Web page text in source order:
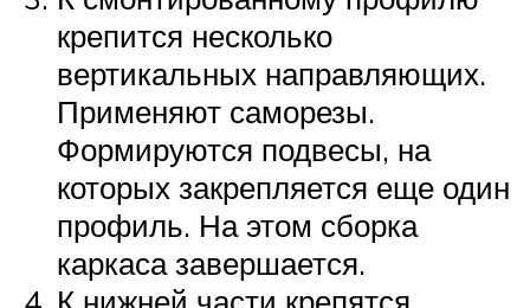
крепится несколько
вертикальных направляющих.
Применяют саморезы.
Формируются подвесы, на
которых закрепляется еще один
профиль. На этом сборка
каркаса завершается.